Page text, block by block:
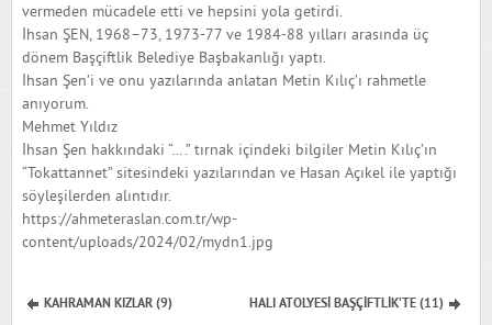
vermeden mücadele etti ve hepsini yola getirdi.
İhsan ŞEN, 1968–73, 1973-77 ve 1984-88 yılları arasında üç
dönem Başçiftlik Belediye Başbakanlığı yaptı.
İhsan Şen’i ve onu yazılarında anlatan Metin Kılıç’ı rahmetle
anıyorum.
Mehmet Yıldız
İhsan Şen hakkındaki “….” tırnak içindeki bilgiler Metin Kılıç’ın
“Tokattannet” sitesindeki yazılarından ve Hasan Açıkel ile yaptığı
söyleşilerden alıntıdır.
https://ahmeteraslan.com.tr/wp-
content/uploads/2024/02/mydn1.jpg
KAHRAMAN KIZLAR (9) HALI ATOLYESİ BAŞÇİFTLİK’TE (11)